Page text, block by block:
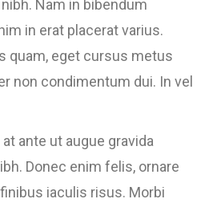
Nam in bibendum
in erat placerat varius.
quam, eget cursus metus
non condimentum dui. In vel
ante ut augue gravida
Donec enim felis, ornare
iaculis risus. Morbi